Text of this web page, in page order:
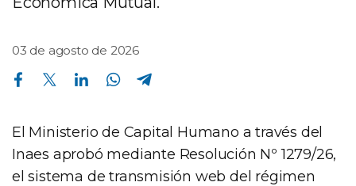
03 de agosto de 2026
Compartir en Facebook Compartir en Twitter Compartir en Linkedin Compartir en Whatsapp
El Ministerio de Capital Humano a través del
Inaes aprobó mediante Resolución Nº 1279/26,
el sistema de transmisión web del régimen